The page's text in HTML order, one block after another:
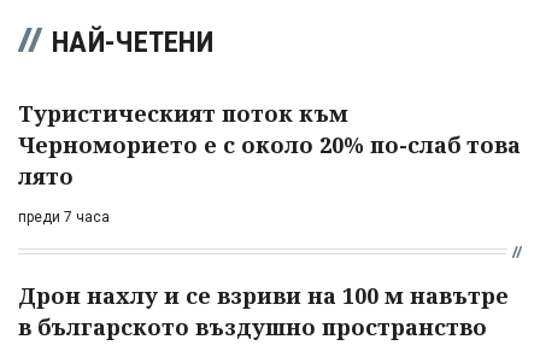
НАЙ-ЧЕТЕНИ
Туристическият поток към
Черноморието е с около 20% по-слаб това
лято
преди 7 часа
Дрон нахлу и се взриви на 100 м навътре
в българското въздушно пространство